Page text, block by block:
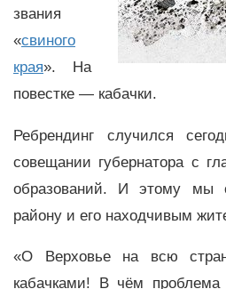
звания
«свиного
края». На
повестке — кабачки.
Ребрендинг случился
совещании губернатора с
образований. И этому мы
району и его находчивым
«О Верховье на всю
кабачками! В чём проблема